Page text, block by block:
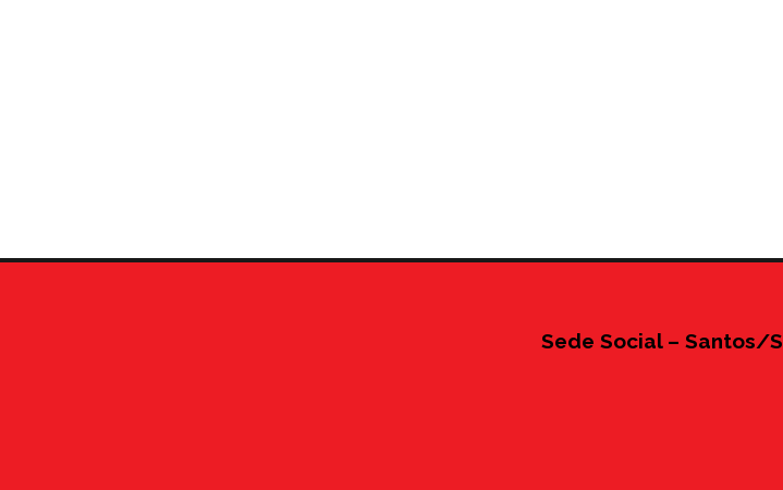
Sede Social – Santos/